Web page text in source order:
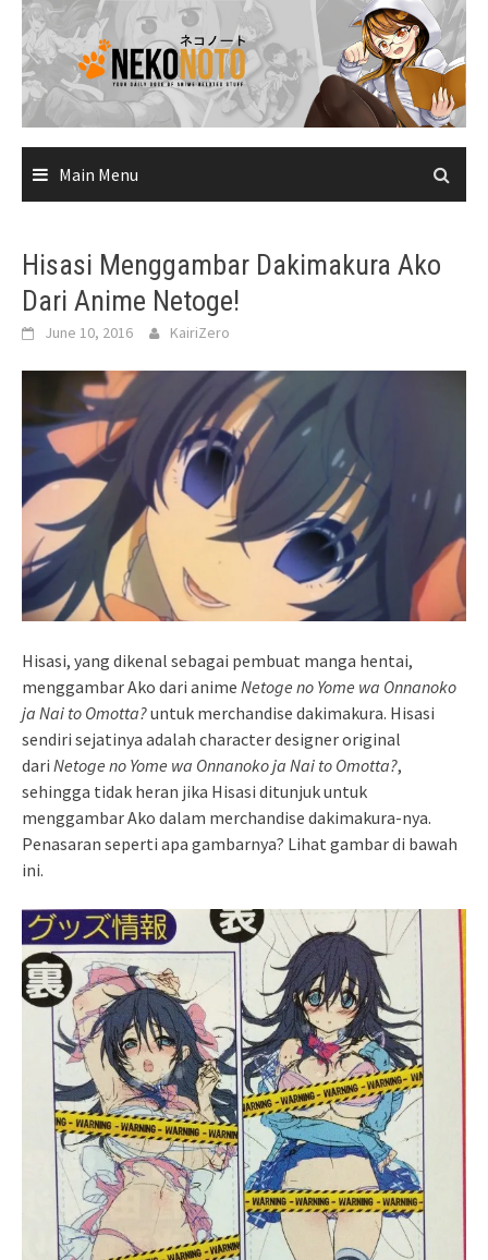
Skip
content
Main Menu
Hisasi Menggambar Dakimakura Ako
Dari Anime Netoge!
June 10, 2016 KairiZero
Hisasi, yang dikenal sebagai pembuat manga hentai,
menggambar Ako dari anime Netoge no Yome wa Onnanoko
ja Nai to Omotta?untuk merchandise dakimakura. Hisasi
sendiri sejatinya adalah character designer original
dari Netoge no Yome wa Onnanoko ja Nai to Omotta?,
sehingga tidak heran jika Hisasi ditunjuk untuk
menggambar Ako dalam merchandise dakimakura-nya.
Penasaran seperti apa gambarnya? Lihat gambar di bawah
ini.